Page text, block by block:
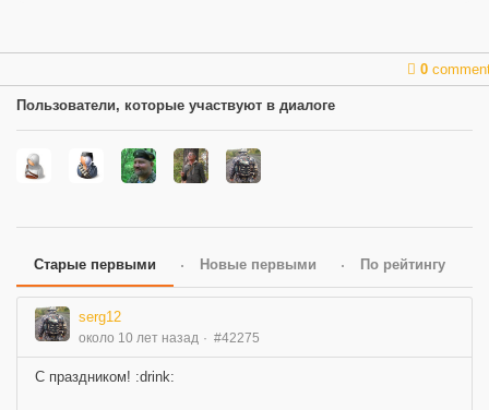
0
Пользователи, которые участвуют в диалоге
Старые первыми Новые первыми По рейтингу
serg12
около 10 лет назад #42275
С праздником! :drink: